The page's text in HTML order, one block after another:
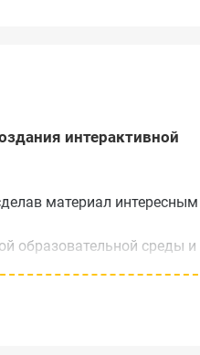
интерактивной
материал интересным
образовательной среды и